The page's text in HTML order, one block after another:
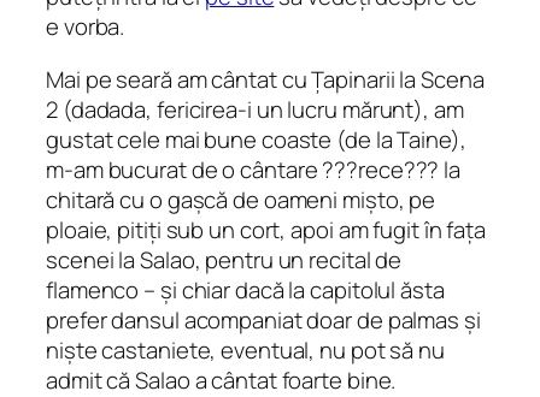
e vorba.
Mai pe seară am cântat cu Țapinarii la Scena
2 (dadada, fericirea-i un lucru mărunt), am
gustat cele mai bune coaste (de la Taine),
m-am bucurat de o cântare ???rece??? la
chitară cu o gașcă de oameni mișto, pe
ploaie, pitiți sub un cort, apoi am fugit în fața
scenei la Salao, pentru un recital de
flamenco – și chiar dacă la capitolul ăsta
prefer dansul acompaniat doar de palmas și
niște castaniete, eventual, nu pot să nu
admit că Salao a cântat foarte bine.